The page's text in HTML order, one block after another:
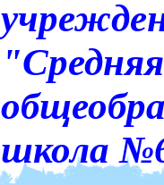
"Средняя
школа